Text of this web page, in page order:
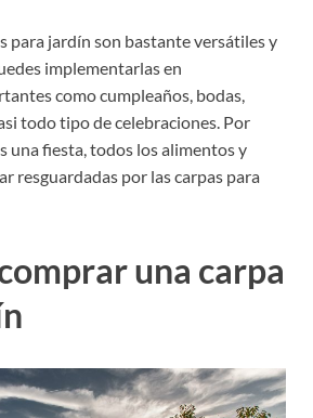
para jardín son bastante versátiles y
implementarlas en
como cumpleaños, bodas,
todo tipo de celebraciones. Por
una fiesta, todos los alimentos y
resguardadas por las carpas para
una carpa